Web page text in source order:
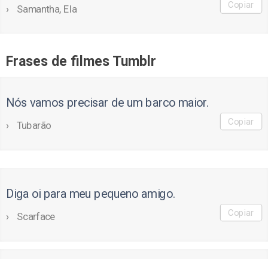
Samantha, Ela Copiar
Frases de filmes Tumblr
Nós vamos precisar de um barco maior.
Tubarão Copiar
Diga oi para meu pequeno amigo.
Scarface Copiar